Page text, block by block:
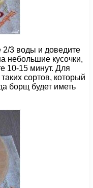
3 воды и доведите
небольшие кусочки,
10-15 минут. Для
сортов, который
борщ будет иметь